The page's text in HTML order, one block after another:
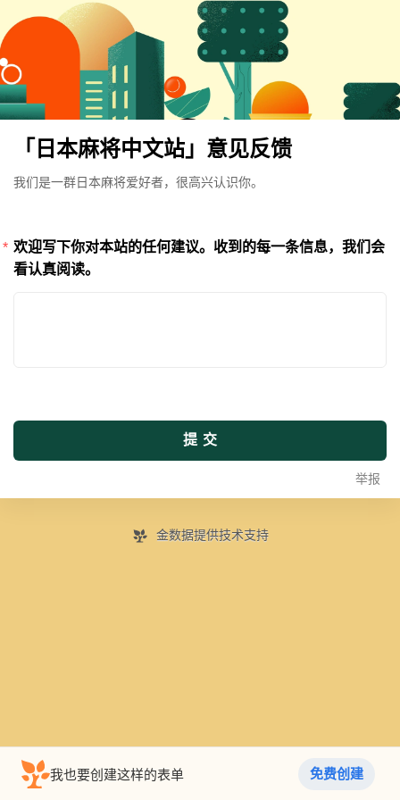
「日本麻将中文站」意见反馈
我们是一群日本麻将爱好者，很高兴认识你。
欢迎写下你对本站的任何建议。收到的每一条信息，我们会
看认真阅读。
提交
举报
金数据提供技术支持
我也要创建这样的表单 免费创建